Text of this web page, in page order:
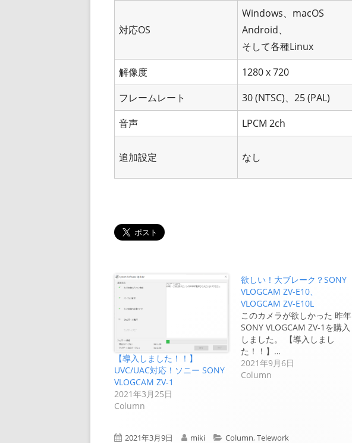
対応OS
Windows、macOS
Android、
そして各種Linux
解像度 1280 x 720
フレームレート
30 (NTSC)、25 (PAL)
音声
LPCM 2ch
追加設定 なし
【導入しました！！】
UVC/UAC対応！ソニー SONY
VLOGCAM ZV-1
2021年3月25日
Column
欲しい！大ブレーク？SONY
VLOGCAM ZV-E10、
VLOGCAM ZV-E10L
このカメラが欲しかった 昨年
SONY VLOGCAM ZV-1を購入
しました。 【導入しまし
た！！】…
2021年9月6日
Column
公
2021年3月9日 作
miki カ
Column, Telework